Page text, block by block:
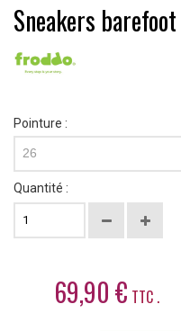
Sneakers barefoot
Pointure :
26
Quantité :
69,90 € TTC .